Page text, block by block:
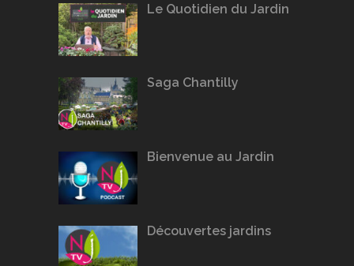
Le Quotidien du Jardin
Saga Chantilly
Bienvenue au Jardin
Découvertes jardins